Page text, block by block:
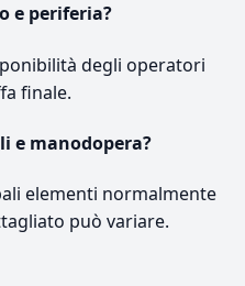
e periferia?
degli operatori
finale.
e manodopera?
elementi normalmente
può variare.